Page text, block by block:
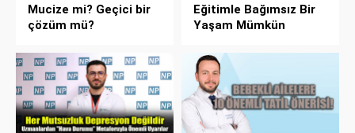
Mucize mi? Geçici bir
çözüm mü?
Eğitimle Bağımsız Bir
Yaşam Mümkün